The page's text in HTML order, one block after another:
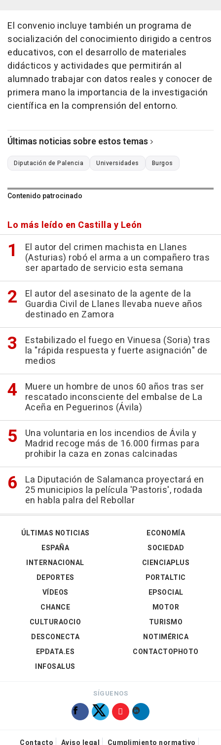
El convenio incluye también un programa de
socialización del conocimiento dirigido a centros
educativos, con el desarrollo de materiales
didácticos y actividades que permitirán al
alumnado trabajar con datos reales y conocer de
primera mano la importancia de la investigación
científica en la comprensión del entorno.
Últimas noticias sobre estos temas
Diputación de Palencia Universidades Burgos
Contenido patrocinado
Lo más leído en Castilla y León
El autor del crimen machista en Llanes
(Asturias) robó el arma a un compañero tras
ser apartado de servicio esta semana
El autor del asesinato de la agente de la
Guardia Civil de Llanes llevaba nueve años
destinado en Zamora
Estabilizado el fuego en Vinuesa (Soria) tras
la "rápida respuesta y fuerte asignación" de
medios
Muere un hombre de unos 60 años tras ser
rescatado inconsciente del embalse de La
Aceña en Peguerinos (Ávila)
Una voluntaria en los incendios de Ávila y
Madrid recoge más de 16.000 firmas para
prohibir la caza en zonas calcinadas
La Diputación de Salamanca proyectará en
25 municipios la película 'Pastoris', rodada
en habla palra del Rebollar
ÚLTIMAS NOTICIAS
ESPAÑA
INTERNACIONAL
DEPORTES
VÍDEOS
ECONOMÍA
SOCIEDAD
CIENCIAPLUS
PORTALTIC
EPSOCIAL
CHANCE
CULTURAOCIO
DESCONECTA
EPDATA.ES
INFOSALUS
MOTOR
TURISMO
NOTIMÉRICA
CONTACTOPHOTO
SÍGUENOS